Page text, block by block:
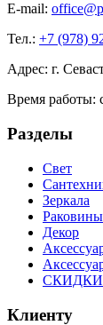
E-mail:
Тел.: +7 (978)
Адрес: г.
Время работы:
Разделы
Свет
Зеркала
Раковины
Декор
СКИДКИ
Клиенту